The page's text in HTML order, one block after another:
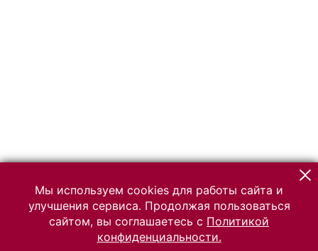
Мы используем cookies для работы сайта и
улучшения сервиса. Продолжая пользоваться
сайтом, вы соглашаетесь с Политикой
конфиденциальности.